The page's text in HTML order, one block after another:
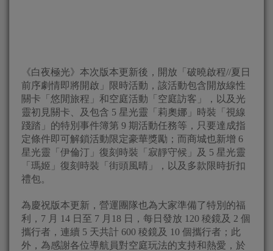
《白夜極光》本次版本更新後，開放「破曉啟程//夏日
前序劇情即將開啟」限時活動，該活動包含開放線性
關卡「悠閒旅程」和空庭活動「空庭訪客」，以及光
靈初見關卡、及包含 5 星光靈「莉奧娜」時裝「視線
踐踏」的特別事件簿第 9 期活動任務等，只要達成指
定條件即可解鎖活動限定豪華獎勵；而商城也新增 6
星光靈「伊倫汀」復刻時裝「寂靜守候」及 5 星光靈
「瑪姬」復刻時裝「街頭風晴」，以及多款限時折扣
禮包。
為慶祝版本更新，營運團隊也為大家準備了特別的福
利，7 月 14 日至 7 月18 日，每日發放 120 稜鏡及 2 個
攜行者，連續 5 天共計 600 稜鏡及 10 個攜行者；此
外，為感謝各位導航員對空庭玩法的支持和熱愛，於